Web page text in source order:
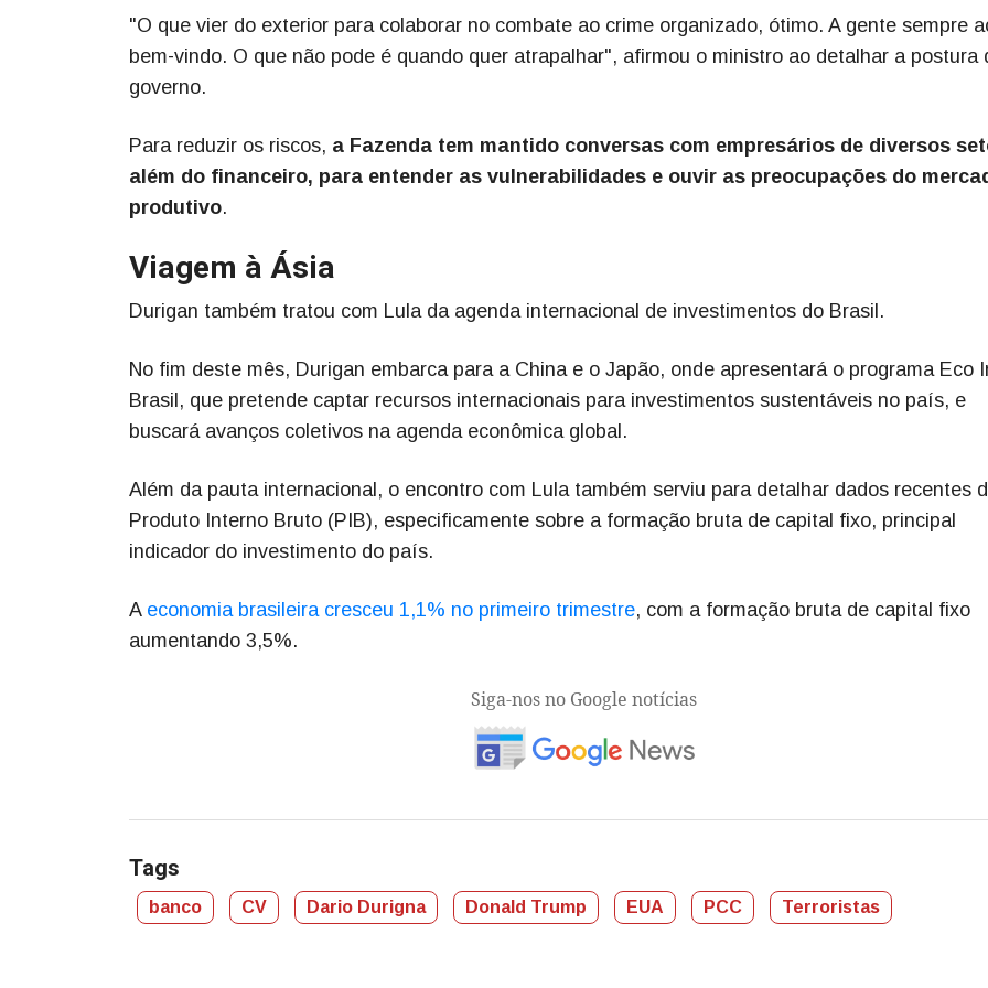
"O que vier do exterior para colaborar no combate ao crime organizado, ótimo. A gente sempre
bem-vindo. O que não pode é quando quer atrapalhar", afirmou o ministro ao detalhar a postura
governo.
Para reduzir os riscos, a Fazenda tem mantido conversas com empresários de diversos
além do financeiro, para entender as vulnerabilidades e ouvir as preocupações do
produtivo.
Viagem à Ásia
Durigan também tratou com Lula da agenda internacional de investimentos do Brasil.
No fim deste mês, Durigan embarca para a China e o Japão, onde apresentará o programa Eco
Brasil, que pretende captar recursos internacionais para investimentos sustentáveis no país, e
buscará avanços coletivos na agenda econômica global.
Além da pauta internacional, o encontro com Lula também serviu para detalhar dados recentes
Produto Interno Bruto (PIB), especificamente sobre a formação bruta de capital fixo, principal
indicador do investimento do país.
A economia brasileira cresceu 1,1% no primeiro trimestre, com a formação bruta de capital fixo
aumentando 3,5%.
Siga-nos no Google notícias
Tags
banco CV Dario Durigna Donald Trump EUA PCC Terroristas